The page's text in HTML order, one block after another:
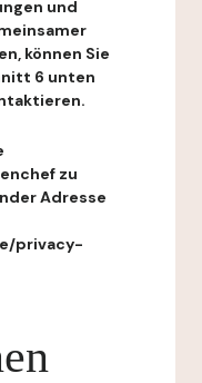
und
können Sie
6 unten
zu
Adresse
privacy-